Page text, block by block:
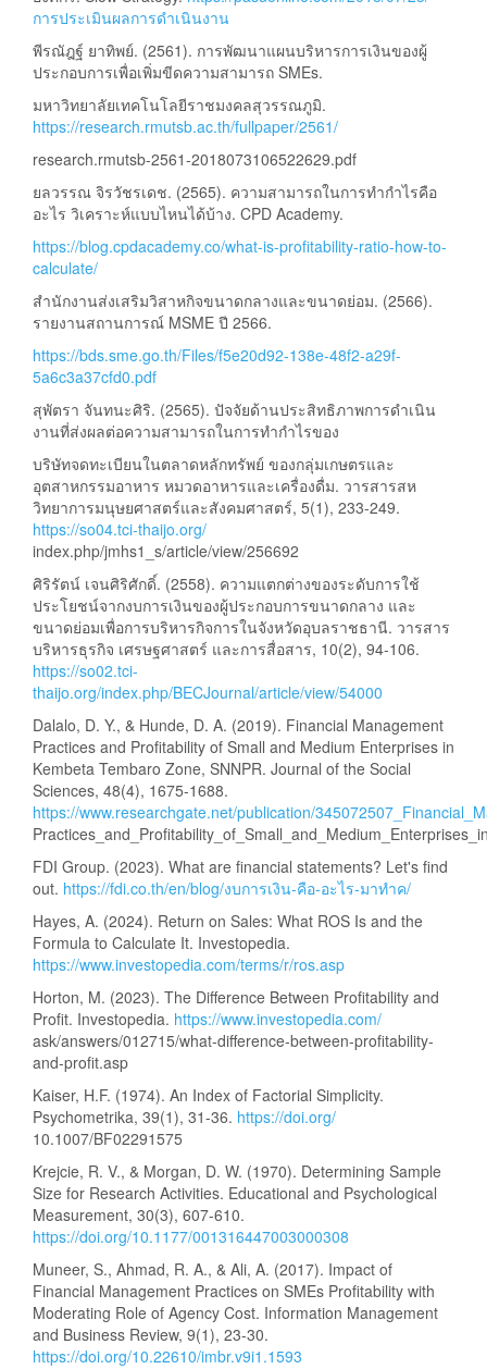
การประเมินผลการดำเนินงาน
พีรณัฎฐ์ ยาทิพย์. (2561). การพัฒนาแผนบริหารการเงินของผู้
ประกอบการเพื่อเพิ่มขีดความสามารถ SMEs.
มหาวิทยาลัยเทคโนโลยีราชมงคลสุวรรณภูมิ.
https://research.rmutsb.ac.th/fullpaper/2561/
research.rmutsb-2561-2018073106522629.pdf
ยลวรรณ จิรวัชรเดช. (2565). ความสามารถในการทำกำไรคือ
อะไร วิเคราะห์แบบไหนได้บ้าง. CPD Academy.
https://blog.cpdacademy.co/what-is-profitability-ratio-how-to-
calculate/
สำนักงานส่งเสริมวิสาหกิจขนาดกลางและขนาดย่อม. (2566).
รายงานสถานการณ์ MSME ปี 2566.
https://bds.sme.go.th/Files/f5e20d92-138e-48f2-a29f-
5a6c3a37cfd0.pdf
สุพัตรา จันทนะศิริ. (2565). ปัจจัยด้านประสิทธิภาพการดำเนิน
งานที่ส่งผลต่อความสามารถในการทำกำไรของ
บริษัทจดทะเบียนในตลาดหลักทรัพย์ ของกลุ่มเกษตรและ
อุตสาหกรรมอาหาร หมวดอาหารและเครื่องดื่ม. วารสารสห
วิทยาการมนุษยศาสตร์และสังคมศาสตร์, 5(1), 233-249.
https://so04.tci-thaijo.org/
index.php/jmhs1_s/article/view/256692
ศิริรัตน์ เจนศิริศักดิ์. (2558). ความแตกต่างของระดับการใช้
ประโยชน์จากงบการเงินของผู้ประกอบการขนาดกลาง และ
ขนาดย่อมเพื่อการบริหารกิจการในจังหวัดอุบลราชธานี. วารสาร
บริหารธุรกิจ เศรษฐศาสตร์ และการสื่อสาร, 10(2), 94-106.
https://so02.tci-
thaijo.org/index.php/BECJournal/article/view/54000
Dalalo, D. Y., & Hunde, D. A. (2019). Financial Management
Practices and Profitability of Small and Medium Enterprises in
Kembeta Tembaro Zone, SNNPR. Journal of the Social
Sciences, 48(4), 1675-1688.
https://www.researchgate.net/publication/
FDI Group. (2023). What are financial statements? Let's find
out. https://fdi.co.th/en/blog/งบการเงิน-คือ-อะไร-มาทำค/
Hayes, A. (2024). Return on Sales: What ROS Is and the
Formula to Calculate It. Investopedia.
https://www.investopedia.com/terms/r/ros.asp
Horton, M. (2023). The Difference Between Profitability and
Profit. Investopedia. https://www.investopedia.com/
ask/answers/012715/what-difference-between-profitability-
and-profit.asp
Kaiser, H.F. (1974). An Index of Factorial Simplicity.
Psychometrika, 39(1), 31-36. https://doi.org/
10.1007/BF02291575
Krejcie, R. V., & Morgan, D. W. (1970). Determining Sample
Size for Research Activities. Educational and Psychological
Measurement, 30(3), 607-610.
https://doi.org/10.1177/001316447003000308
Muneer, S., Ahmad, R. A., & Ali, A. (2017). Impact of
Financial Management Practices on SMEs Profitability with
Moderating Role of Agency Cost. Information Management
and Business Review, 9(1), 23-30.
https://doi.org/10.22610/imbr.v9i1.1593